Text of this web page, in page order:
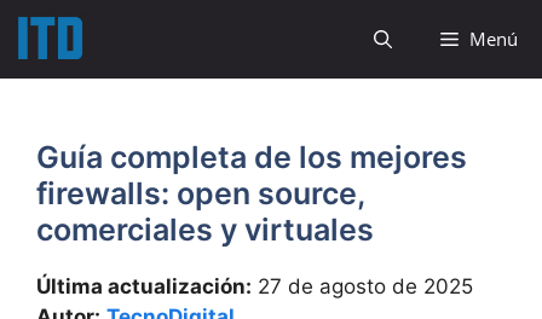
Saltar
contenido
Menú
Guía completa de los mejores
firewalls: open source,
comerciales y virtuales
Última actualización: 27 de agosto de 2025